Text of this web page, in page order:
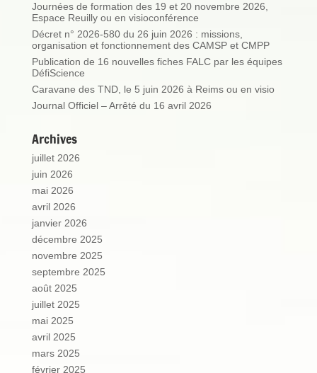
Journées de formation des 19 et 20 novembre 2026,
Espace Reuilly ou en visioconférence
Décret n° 2026-580 du 26 juin 2026 : missions,
organisation et fonctionnement des CAMSP et CMPP
Publication de 16 nouvelles fiches FALC par les équipes
DéfiScience
Caravane des TND, le 5 juin 2026 à Reims ou en visio
Journal Officiel – Arrêté du 16 avril 2026
Archives
juillet 2026
juin 2026
mai 2026
avril 2026
janvier 2026
décembre 2025
novembre 2025
septembre 2025
août 2025
juillet 2025
mai 2025
avril 2025
mars 2025
février 2025